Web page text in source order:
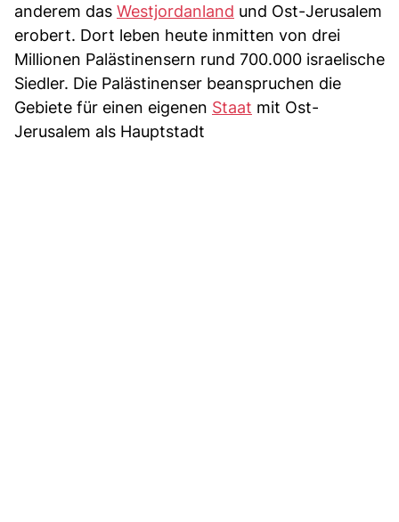
anderem das Westjordanland und Ost-Jerusalem
erobert. Dort leben heute inmitten von drei
Millionen Palästinensern rund 700.000 israelische
Siedler. Die Palästinenser beanspruchen die
Gebiete für einen eigenen Staat mit Ost-
Jerusalem als Hauptstadt